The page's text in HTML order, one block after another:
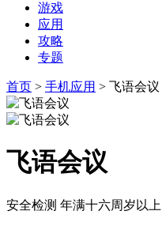
游戏
应用
攻略
专题
首页 > 手机应用 > 飞语会议
飞语会议
安全检测 年满十六周岁以上